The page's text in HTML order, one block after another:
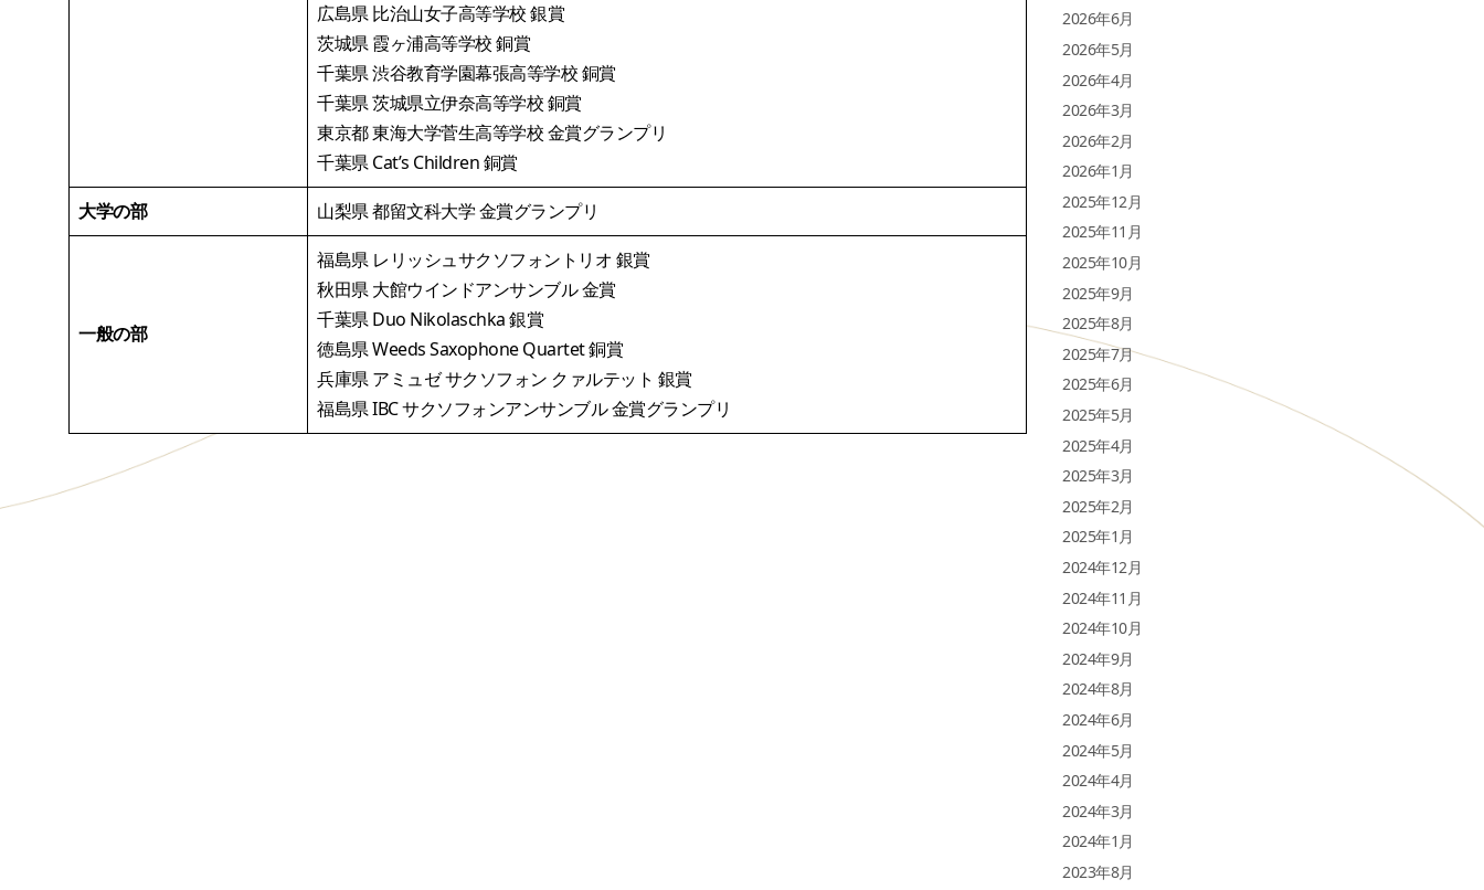
広島県 比治山女子高等学校 銀賞
茨城県 霞ヶ浦高等学校 銅賞
千葉県 渋谷教育学園幕張高等学校 銅賞
千葉県 茨城県立伊奈高等学校 銅賞
東京都 東海大学菅生高等学校 金賞グランプリ
千葉県 Cat’s Children 銅賞
大学の部
山梨県 都留文科大学 金賞グランプリ
一般の部
福島県 レリッシュサクソフォントリオ 銀賞
秋田県 大館ウインドアンサンブル 金賞
千葉県 Duo Nikolaschka 銀賞
徳島県 Weeds Saxophone Quartet 銅賞
兵庫県 アミュゼ サクソフォン クァルテット 銀賞
福島県 IBC サクソフォンアンサンブル 金賞グランプリ
2026年6月
2026年5月
2026年4月
2026年3月
2026年2月
2026年1月
2025年12月
2025年11月
2025年10月
2025年9月
2025年8月
2025年7月
2025年6月
2025年5月
2025年4月
2025年3月
2025年2月
2025年1月
2024年12月
2024年11月
2024年10月
2024年9月
2024年8月
2024年6月
2024年5月
2024年4月
2024年3月
2024年1月
2023年8月